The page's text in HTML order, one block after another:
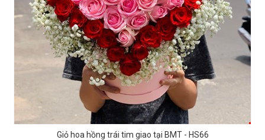
Giỏ hoa hồng trái tim giao tại BMT - HS66